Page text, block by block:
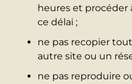
heures et procéder
ce délai ;
ne pas recopier
autre site ou un
ne pas reproduire